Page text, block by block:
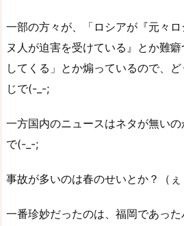
一部の方々が、「ロシアが『元々
ヌ人が迫害を受けている』とか難
してくる」とか煽っているので、
じで(-_-;
一方国内のニュースはネタが無い
で(-_-;
事故が多いのは春のせいとか？（ぇ
一番珍妙だったのは、福岡であっ